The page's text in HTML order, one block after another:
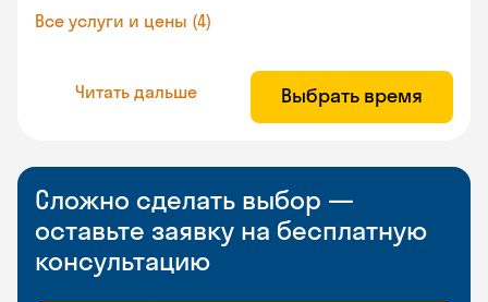
Все услуги и цены (4)
Читать дальше Выбрать время
Сложно сделать выбор —
оставьте заявку на бесплатную
консультацию